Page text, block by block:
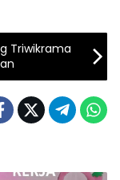
Triwikrama